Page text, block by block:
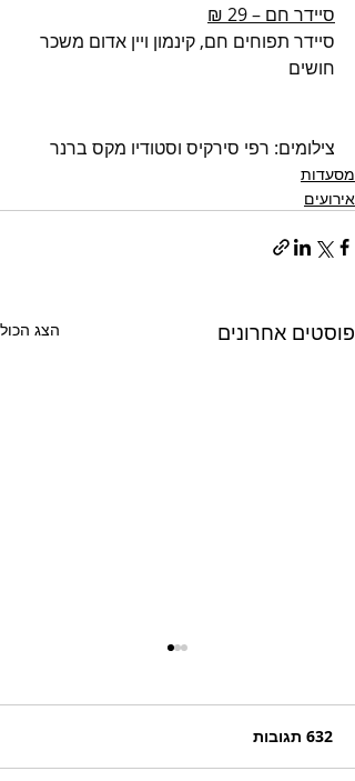
סיידר חם – 29 ₪
סיידר תפוחים חם, קינמון ויין אדום משכר
חושים
צילומים: רפי סירקיס וסטודיו מקס ברנר
מסעדות
אירועים
פוסטים אחרונים הצג הכול
632 תגובות